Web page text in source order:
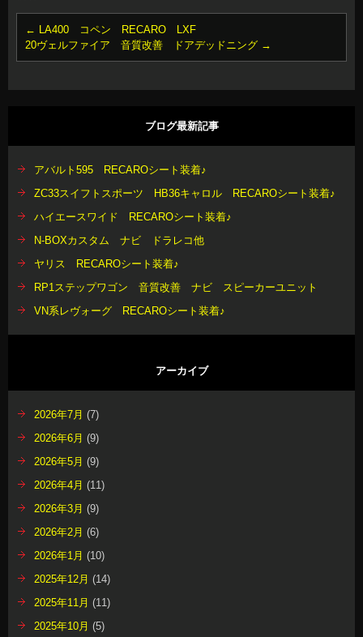
← LA400 コペン RECARO LXF
20ヴェルファイア 音質改善 ドアデッドニング →
ブログ最新記事
アバルト595 RECAROシート装着♪
ZC33スイフトスポーツ HB36キャロル RECAROシート装着♪
ハイエースワイド RECAROシート装着♪
N-BOXカスタム ナビ ドラレコ他
ヤリス RECAROシート装着♪
RP1ステップワゴン 音質改善 ナビ スピーカーユニット
VN系レヴォーグ RECAROシート装着♪
アーカイブ
2026年7月 (7)
2026年6月 (9)
2026年5月 (9)
2026年4月 (11)
2026年3月 (9)
2026年2月 (6)
2026年1月 (10)
2025年12月 (14)
2025年11月 (11)
2025年10月 (5)